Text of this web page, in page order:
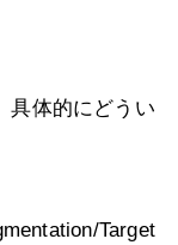
具体的にどうい
Target